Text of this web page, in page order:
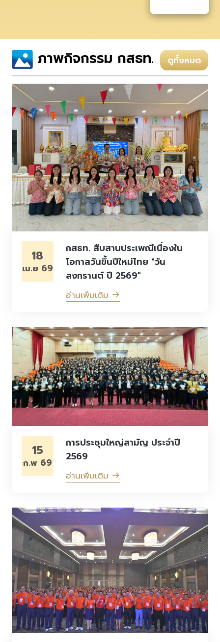
ภาพกิจกรรม กสธท. ดูทั้งหมด
18
เม.ย 69
กสธท. สืบสานประเพณีเนื่องใน
โอกาสวันขึ้นปีใหม่ไทย "วัน
สงกรานต์ ปี 2569"
อ่านเพิ่มเติม
15
ก.พ 69
การประชุมใหญ่สามัญ ประจำปี
2569
อ่านเพิ่มเติม